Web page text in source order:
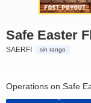
Safe Easter
SAERFI sin rango
Operations on Safe